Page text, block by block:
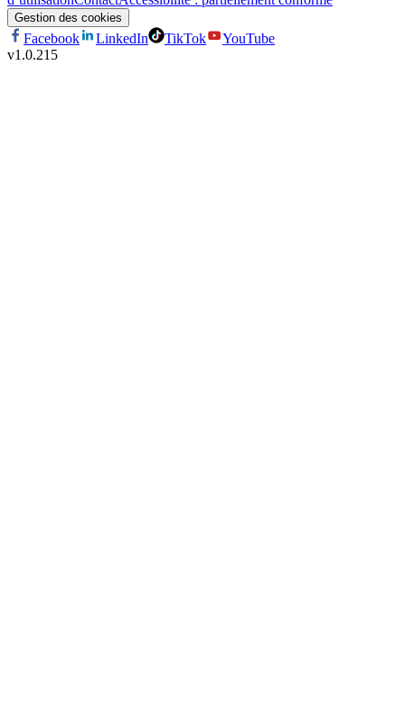
Gestion des cookies
Facebook LinkedIn TikTok
YouTube
v1.0.215